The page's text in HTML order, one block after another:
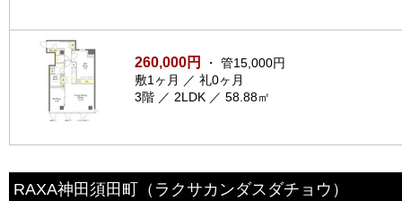
260,000円
・ 管15,000円
敷1ヶ月 ／ 礼0ヶ月
3階 ／ 2LDK ／ 58.88㎡
RAXA神田須田町 （ラクサカンダスダチョウ）